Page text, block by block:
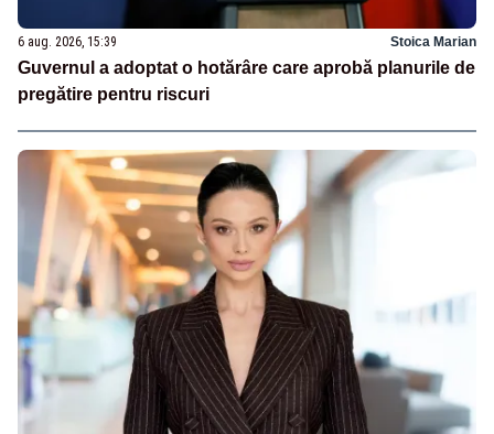
6 aug. 2026, 15:39 Stoica Marian
Guvernul a adoptat o hotărâre care aprobă planurile de
pregătire pentru riscuri